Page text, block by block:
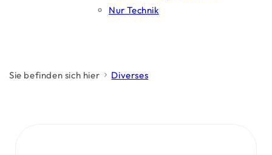
Nur Technik
Sie befinden sich hier Diverses